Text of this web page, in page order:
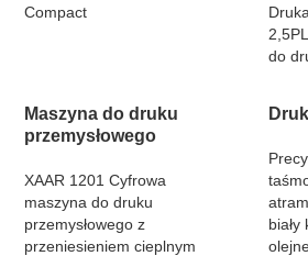
Compact
do
Maszyna do druku
przemysłowego
XAAR 1201 Cyfrowa
maszyna do druku
przemysłowego z
przeniesieniem cieplnym
biały